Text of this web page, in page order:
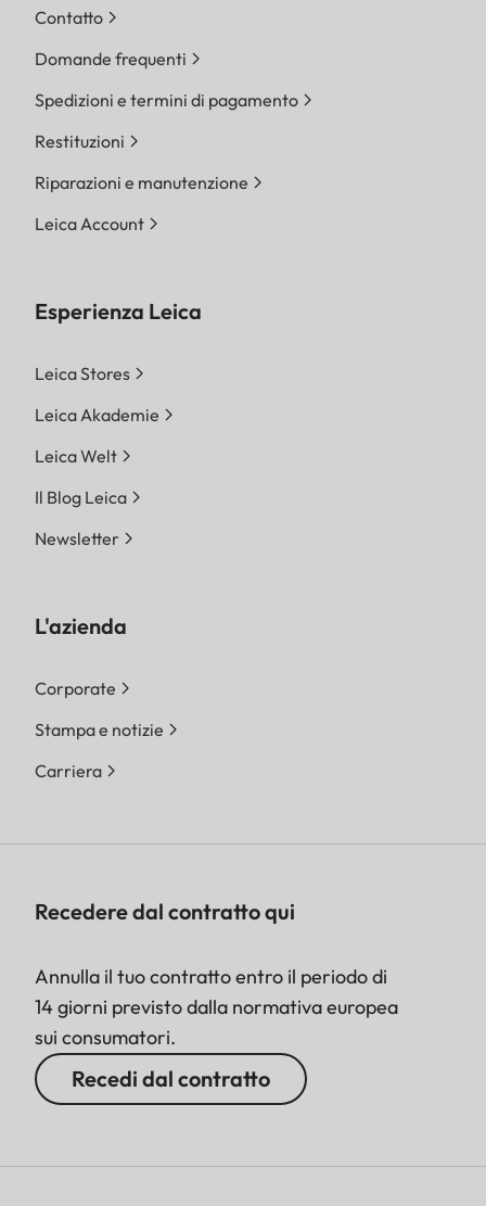
Contatto
Domande frequenti
Spedizioni e termini di pagamento
Restituzioni
Riparazioni e manutenzione
Leica Account
Esperienza Leica
Leica Stores
Leica Akademie
Leica Welt
Il Blog Leica
Newsletter
L'azienda
Corporate
Stampa e notizie
Carriera
Recedere dal contratto qui
Annulla il tuo contratto entro il periodo di
14 giorni previsto dalla normativa europea
sui consumatori.
Recedi dal contratto